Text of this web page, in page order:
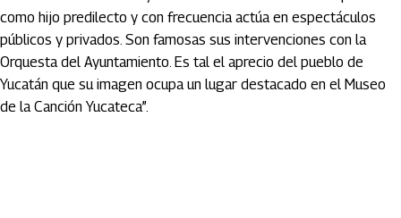
como hijo predilecto y con frecuencia actúa en espectáculos
públicos y privados. Son famosas sus intervenciones con la
Orquesta del Ayuntamiento. Es tal el aprecio del pueblo de
Yucatán que su imagen ocupa un lugar destacado en el Museo
de la Canción Yucateca”.